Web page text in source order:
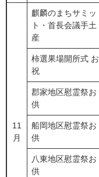
11
月
麒麟のまちサミッ
ト・首長会議手土
産
柿選果場開所式 お
祝
郡家地区慰霊祭お
供
船岡地区慰霊祭お
供
八東地区慰霊祭お
供